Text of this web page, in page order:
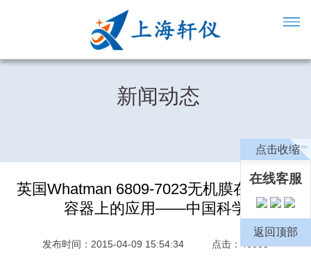
新闻动态
英国Whatman 6809-7023无机膜在超级电
容器上的应用——中国科学
发布时间：2015-04-09 15:54:34 点击：46583
点击收缩
在线客服
返回顶部